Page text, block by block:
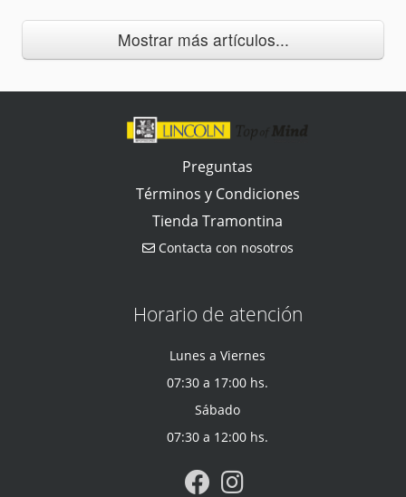
Mostrar más artículos...
Preguntas
Términos y Condiciones
Tienda Tramontina
Contacta con nosotros
Horario de atención
Lunes a Viernes
07:30 a 17:00 hs.
Sábado
07:30 a 12:00 hs.